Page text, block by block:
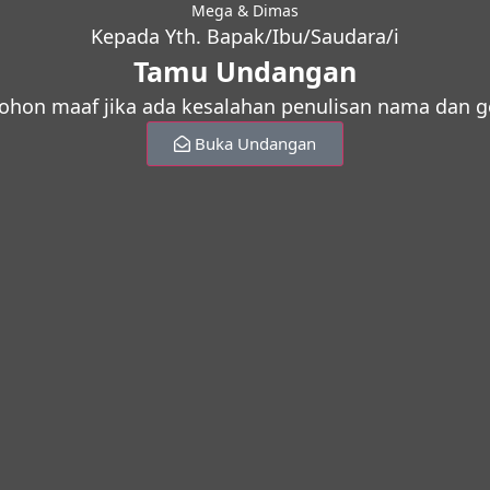
Mega & Dimas
Kepada Yth. Bapak/Ibu/Saudara/i
Tamu Undangan
maaf jika ada kesalahan penulisan nama dan
Buka Undangan